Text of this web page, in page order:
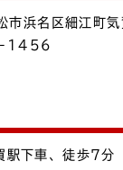
浜名区細江町
1456
駅下車、徒歩7分